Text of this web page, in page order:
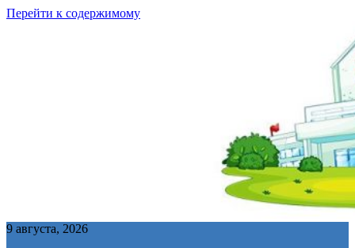
Перейти к содержимому
9 августа, 2026